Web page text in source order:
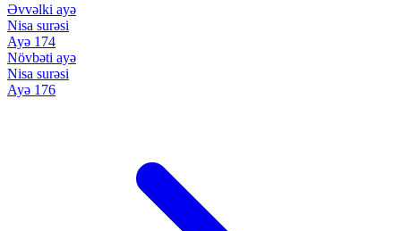
Əvvəlki ayə
Nisa surəsi
Ayə 174
Növbəti ayə
Nisa surəsi
Ayə 176